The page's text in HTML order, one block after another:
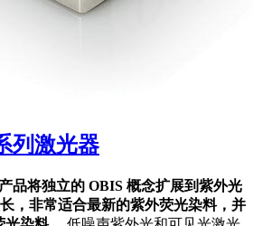
列激光器
品将独立的 OBIS 概念扩展到紫外光
，非常适合最新的紫外荧光染料，并